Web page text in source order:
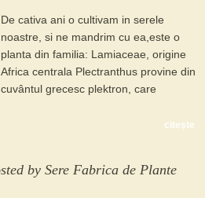
De cativa ani o cultivam in serele
noastre, si ne mandrim cu ea,este o
planta din familia: Lamiaceae, origine
Africa centrala Plectranthus provine din
cuvântul grecesc plektron, care
citește
by Sere Fabrica de Plante